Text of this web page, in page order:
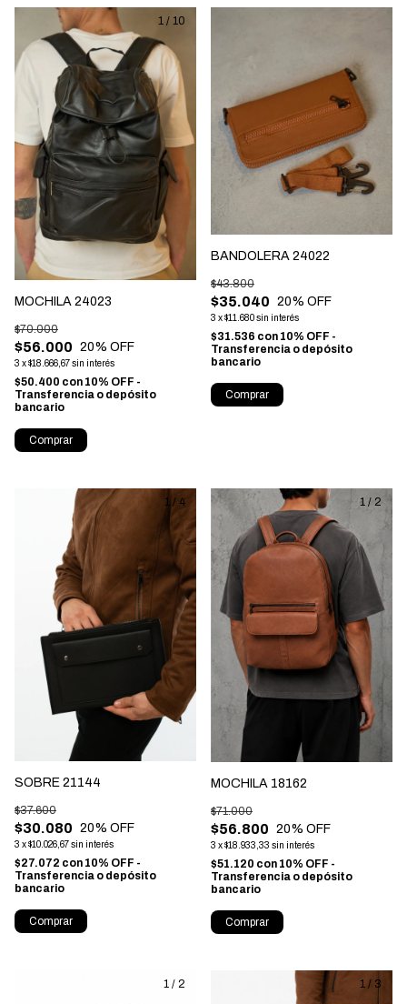
1 / 10
MOCHILA 24023
$56.000
$70.000
20% OFF
3 x$18.666,67sin interés
$50.400 con 10% OFF -
Transferencia o depósito
bancario
Comprar
BANDOLERA 24022
$35.040
$43.800
20% OFF
3 x$11.680sin interés
$31.536 con 10% OFF -
Transferencia o depósito
bancario
Comprar
1 / 4
SOBRE 21144
$30.080
$37.600
20% OFF
3 x$10.026,67sin interés
$27.072 con 10% OFF -
Transferencia o depósito
bancario
Comprar
1 / 2
MOCHILA 18162
$56.800
$71.000
20% OFF
3 x$18.933,33 sin interés
$51.120 con 10% OFF -
Transferencia o depósito
bancario
Comprar
1 / 2 1 / 3